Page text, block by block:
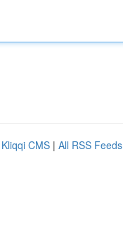
Kliqqi CMS | All RSS Feeds